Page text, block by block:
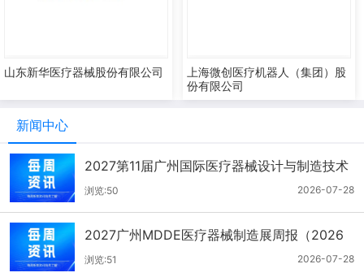
山东新华医疗器械股份有限公司
上海微创医疗机器人（集团）股
份有限公司
新闻中心
2027第11届广州国际医疗器械设计与制造技术
展一周报（7.22-7.28）
2026-07-28
浏览:50
2027广州MDDE医疗器械制造展周报（2026
年7月21-27日）
2026-07-28
浏览:51